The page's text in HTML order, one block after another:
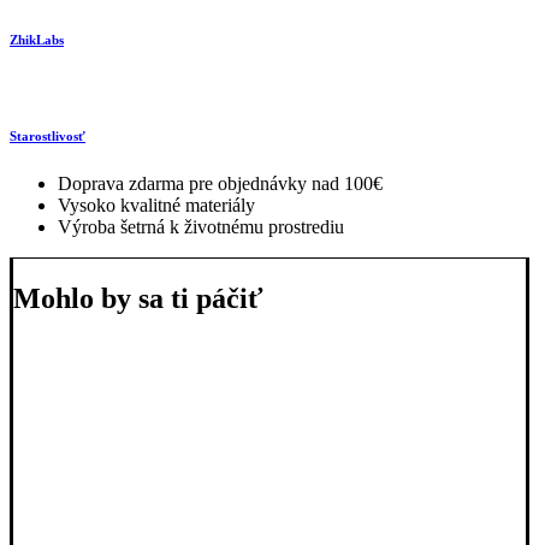
ZhikLabs
Starostlivosť
Doprava zdarma pre objednávky nad 100€
Vysoko kvalitné materiály
Výroba šetrná k životnému prostrediu
Mohlo by sa ti páčiť